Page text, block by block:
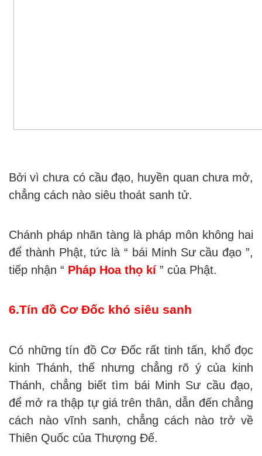
Bởi vì chưa có cầu đạo, huyền quan chưa mở,
chẳng cách nào siêu thoát sanh tử.
Chánh pháp nhãn tàng là pháp môn không hai
để thành Phật, tức là “ bái Minh Sư cầu đạo ”,
tiếp nhận “ Pháp Hoa thọ kí ” của Phật.
6.Tín đồ Cơ Đốc khó siêu sanh
Có những tín đồ Cơ Đốc rất tinh tấn, khổ đọc
kinh Thánh, thế nhưng chẳng rõ ý của kinh
Thánh, chẳng biết tìm bái Minh Sư cầu đạo,
để mở ra thập tự giá trên thân, dẫn đến chẳng
cách nào vĩnh sanh, chẳng cách nào trở về
Thiên Quốc của Thượng Đế.